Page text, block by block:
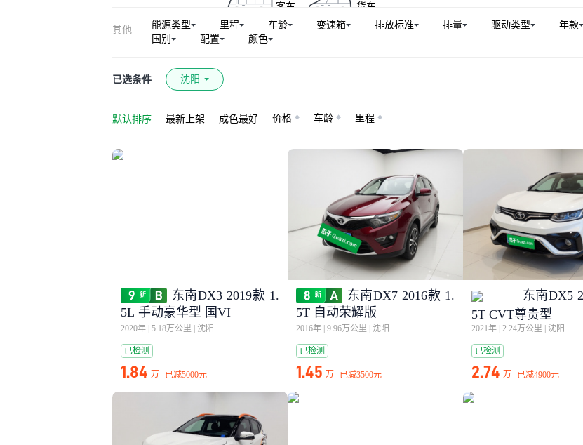
客车
货车
其他 能源类型 里程 车龄 变速箱 排放标准 排量 驱动类型 年款
国别
配置 颜色
已选条件 沈阳
默认排序 最新上架 成色最好 价格 车龄 里程
东南DX3 2019款 1.
5L 手动豪华型 国VI
2020年 5.18万公里 沈阳
已检测
1.84 万 已减5000元
东南DX7 2016款 1.
5T 自动荣耀版
2016年 9.96万公里 沈阳
已检测
1.45 万 已减3500元
东南DX5
5T CVT尊贵型
2021年 2.24万公里 沈阳
已检测
2.74 万 已减4900元